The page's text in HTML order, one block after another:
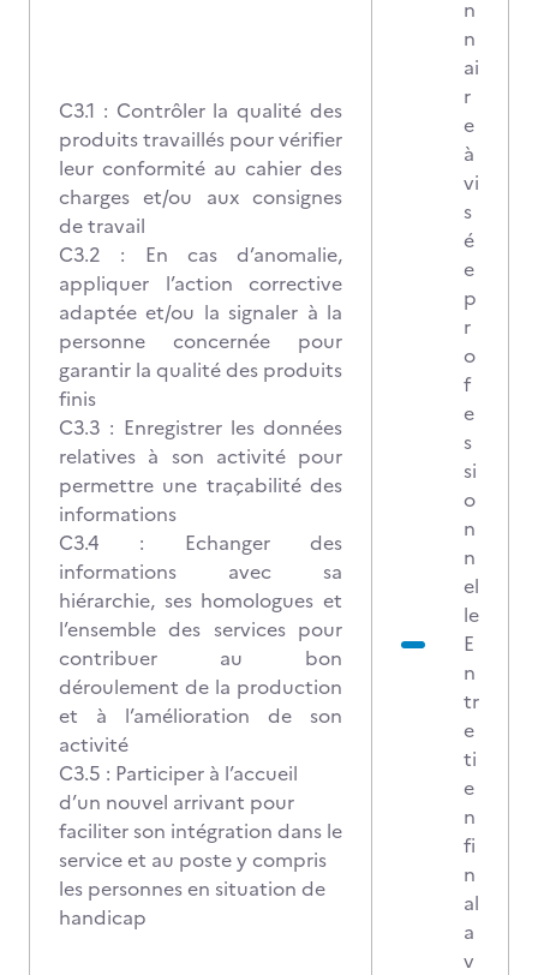
C3.1 : Contrôler la qualité des
produits travaillés pour vérifier
leur conformité au cahier des
charges et/ou aux consignes
de travail
C3.2 : En cas d’anomalie,
appliquer l’action corrective
adaptée et/ou la signaler à la
personne concernée pour
garantir la qualité des produits
finis
C3.3 : Enregistrer les données
relatives à son activité pour
permettre une traçabilité des
informations
C3.4 : Echanger des
informations avec sa
hiérarchie, ses homologues et
l’ensemble des services pour
contribuer au bon
déroulement de la production
et à l’amélioration de son
activité
C3.5 : Participer à l’accueil
d’un nouvel arrivant pour
faciliter son intégration dans le
service et au poste y compris
les personnes en situation de
handicap
n
n
ai
r
e
à
vi
s
é
e
p
r
o
f
e
s
si
o
n
n
el
le
E
n
tr
e
ti
e
n
fi
n
al
a
v